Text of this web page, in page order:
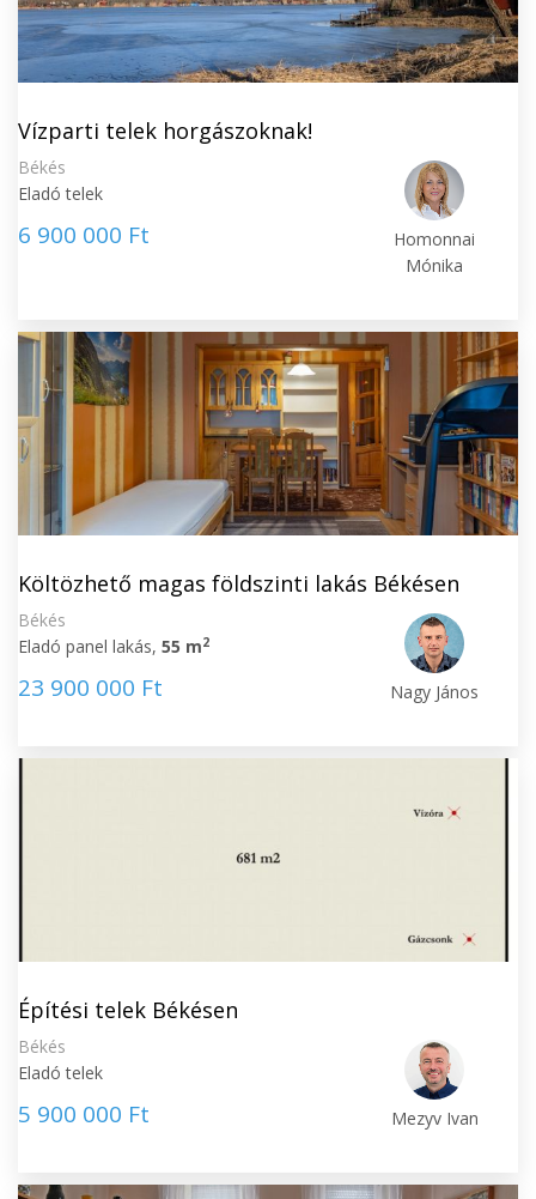
Vízparti telek horgászoknak!
Békés
Eladó telek
6 900 000 Ft
Homonnai
Mónika
Költözhető magas földszinti lakás Békésen
Békés
Eladó panel lakás, 55 m2
23 900 000 Ft Nagy János
Építési telek Békésen
Békés
Eladó telek
5 900 000 Ft Mezyv Ivan